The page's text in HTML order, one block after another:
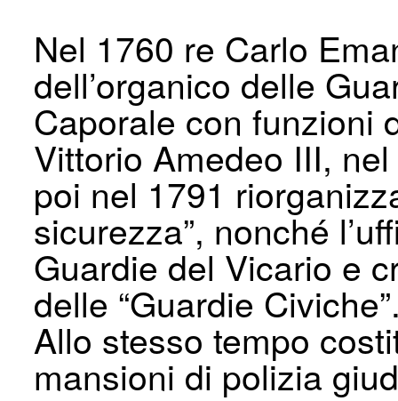
Nel 1760 re Carlo
dell’organico delle
Caporale con funzioni
Vittorio Amedeo III,
poi nel 1791
sicurezza”, nonché
Guardie del Vicario e
delle “Guardie
Allo stesso tempo
mansioni di polizia